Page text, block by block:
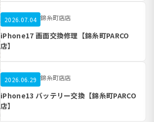
2026.07.04 錦糸町店店
iPhone17 画面交換修理【錦糸町PARCO
店】
2026.06.29 錦糸町店店
iPhone13 バッテリー交換【錦糸町PARCO
店】